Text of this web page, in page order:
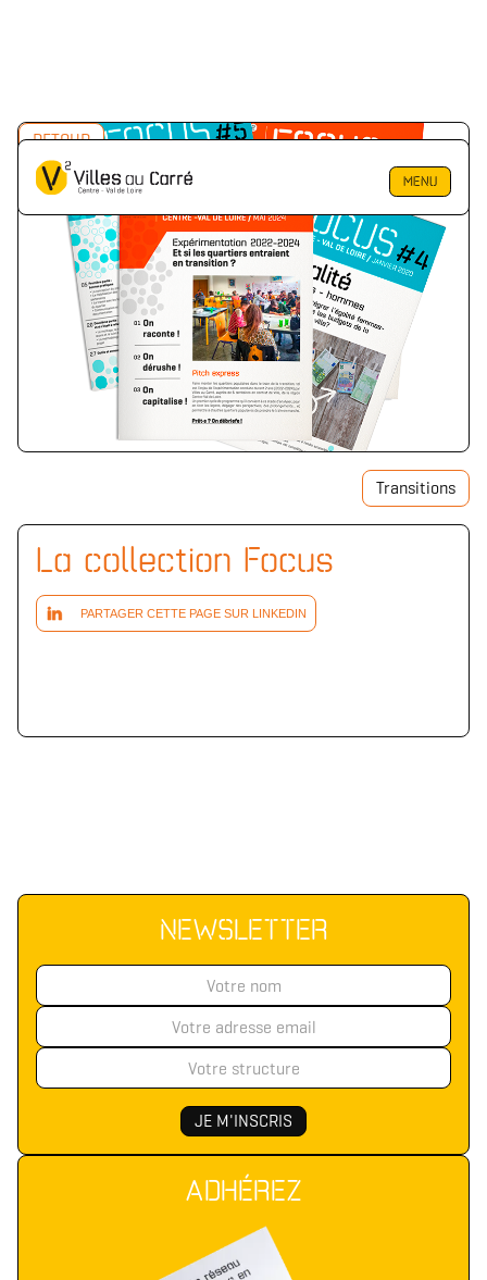
MENU
RETOUR
Transitions
La collection Focus
PARTAGER CETTE PAGE SUR LINKEDIN
NEWSLETTER
ADHÉREZ